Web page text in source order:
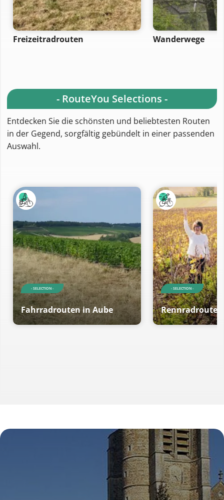
Freizeitradrouten Wanderwege
- RouteYou Selections -
Entdecken Sie die schönsten und beliebtesten Routen
in der Gegend, sorgfältig gebündelt in einer passenden
Auswahl.
- SELECTION -
Fahrradrouten in Aube
- SELECTION -